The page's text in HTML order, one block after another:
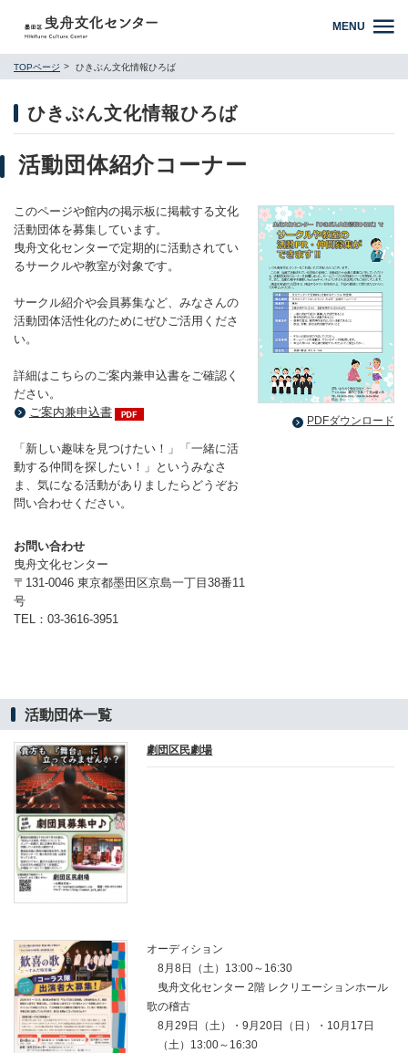
MENU
TOPページ ひきぶん文化情報ひろば
ひきぶん文化情報ひろば
活動団体紹介コーナー
このページや館内の掲示板に掲載する文化
活動団体を募集しています。
曳舟文化センターで定期的に活動されてい
るサークルや教室が対象です。
サークル紹介や会員募集など、みなさんの
活動団体活性化のためにぜひご活用くださ
い。
詳細はこちらのご案内兼申込書をご確認く
ださい。
ご案内兼申込書
「新しい趣味を見つけたい！」「一緒に活
動する仲間を探したい！」というみなさ
ま、気になる活動がありましたらどうぞお
問い合わせください。
お問い合わせ
曳舟文化センター
〒131-0046 東京都墨田区京島一丁目38番11
号
TEL：03-3616-3951
PDFダウンロード
活動団体一覧
劇団区民劇場
オーディション
8月8日（土）13:00～16:30
曳舟文化センター 2階 レクリエーションホール
歌の稽古
8月29日（土）・9月20日（日）・10月17日
（土）13:00～16:30